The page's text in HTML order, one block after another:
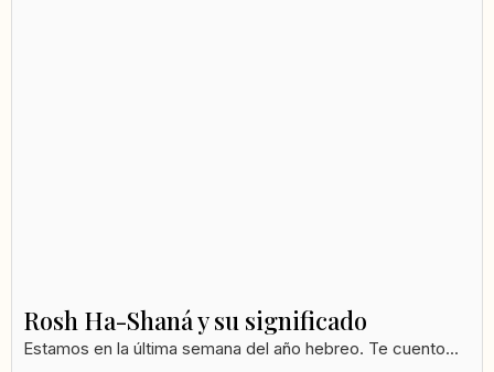
Rosh Ha-Shaná y su significado
Estamos en la última semana del año hebreo. Te cuento...